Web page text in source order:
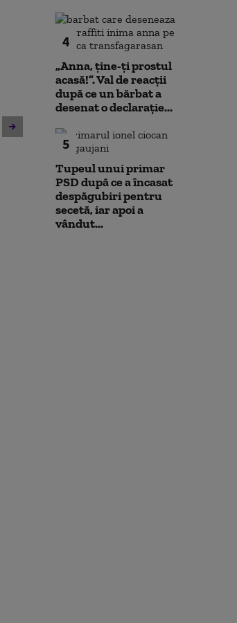
Avertisment de la Bruxelles
după scandalul centralelor
pe cărbune: „Blocarea
angajamentelor din PNRR
poate avea consecințe
financiare”
Noua lege a
parteneriatul
fără să oferi și
4
„Anna, ţine-ţi prostul
acasă!”. Val de reacții
după ce un bărbat a
desenat o declarație...
5
Tupeul unui primar
PSD după ce a încasat
despăgubiri pentru
secetă, iar apoi a
vândut...